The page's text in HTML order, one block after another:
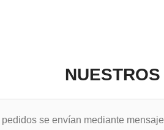
pedidos se envían mediante